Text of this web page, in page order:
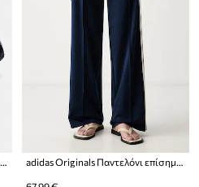
adidas Originals Adistar Control 5 sneakers γυναικεία adidas Originals Παντελόνι επίσημο γυναικείο